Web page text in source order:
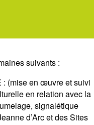
suivants :
: (mise en œuvre et suivi
en relation avec la
signalétique
d’Arc et des Sites